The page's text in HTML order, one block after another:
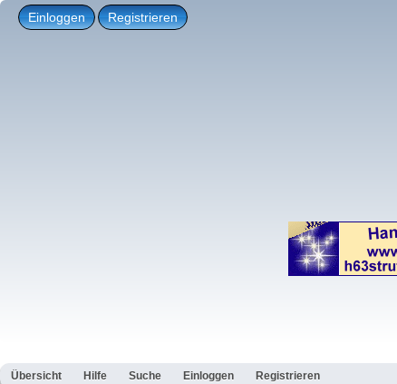
Einloggen Registrieren
Übersicht Hilfe Suche Einloggen Registrieren